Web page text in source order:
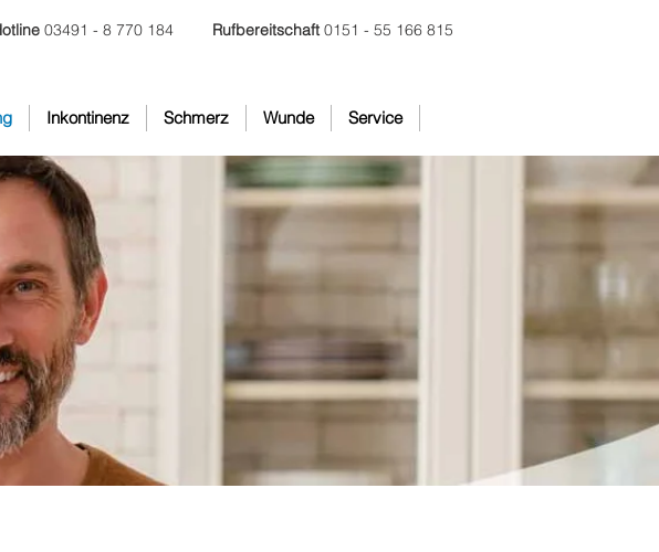
03491 - 8 770 184 Rufbereitschaft0151 - 55 166 815
Inkontinenz Schmerz Wunde Service